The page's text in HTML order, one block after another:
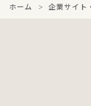
ホーム 企業サイト